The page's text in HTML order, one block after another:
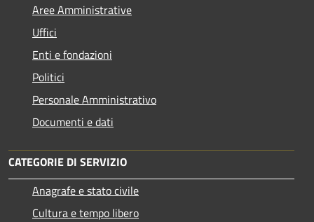
Aree Amministrative
Uffici
Enti e fondazioni
Politici
Personale Amministrativo
Documenti e dati
CATEGORIE DI SERVIZIO
Anagrafe e stato civile
Cultura e tempo libero